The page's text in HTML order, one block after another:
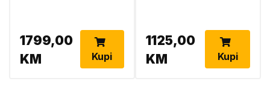
1799,00
KM
Kupi
1125,00
KM
Kupi